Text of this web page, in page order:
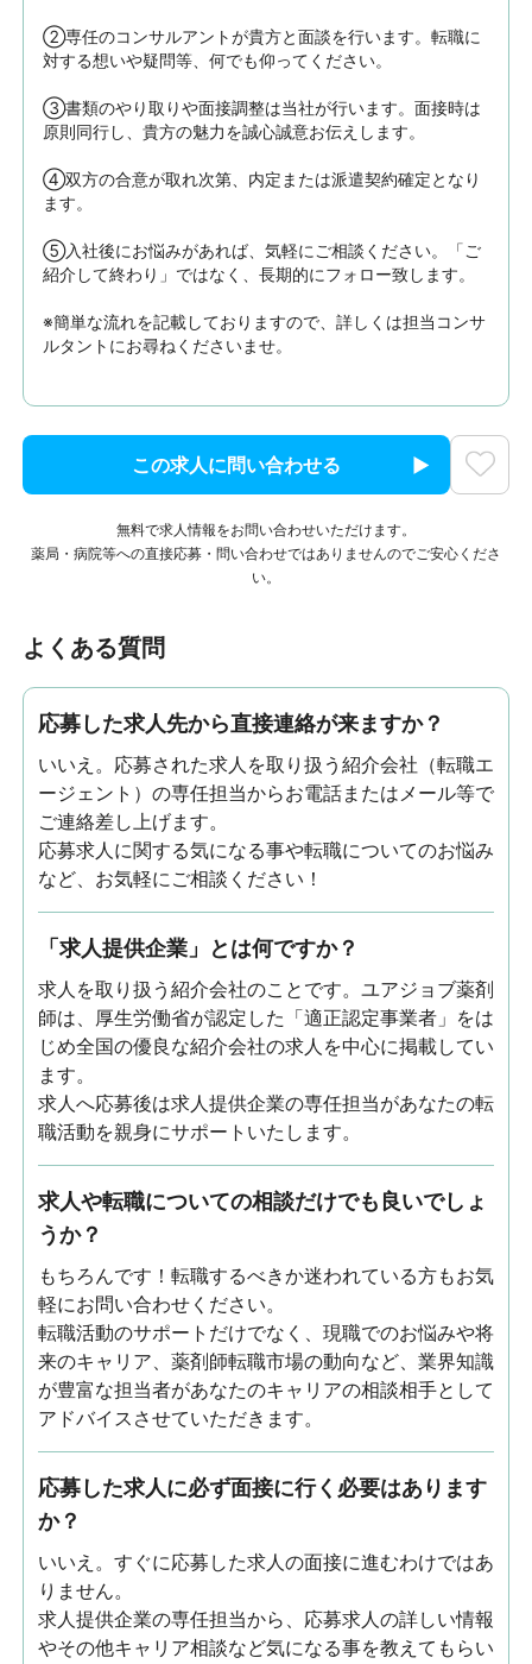
②専任のコンサルアントが貴方と面談を行います。転職に
対する想いや疑問等、何でも仰ってください。
③書類のやり取りや面接調整は当社が行います。面接時は
原則同行し、貴方の魅力を誠心誠意お伝えします。
④双方の合意が取れ次第、内定または派遣契約確定となり
ます。
⑤入社後にお悩みがあれば、気軽にご相談ください。「ご
紹介して終わり」ではなく、長期的にフォロー致します。
※簡単な流れを記載しておりますので、詳しくは担当コンサ
ルタントにお尋ねくださいませ。
この求人に問い合わせる
無料で求人情報をお問い合わせいただけます。
薬局・病院等への直接応募・問い合わせではありませんのでご安心くださ
い。
よくある質問
応募した求人先から直接連絡が来ますか？
いいえ。応募された求人を取り扱う紹介会社（転職エ
ージェント）の専任担当からお電話またはメール等で
ご連絡差し上げます。
応募求人に関する気になる事や転職についてのお悩み
など、お気軽にご相談ください！
「求人提供企業」とは何ですか？
求人を取り扱う紹介会社のことです。ユアジョブ薬剤
師は、厚生労働省が認定した「適正認定事業者」をは
じめ全国の優良な紹介会社の求人を中心に掲載してい
ます。
求人へ応募後は求人提供企業の専任担当があなたの転
職活動を親身にサポートいたします。
求人や転職についての相談だけでも良いでしょ
うか？
もちろんです！転職するべきか迷われている方もお気
軽にお問い合わせください。
転職活動のサポートだけでなく、現職でのお悩みや将
来のキャリア、薬剤師転職市場の動向など、業界知識
が豊富な担当者があなたのキャリアの相談相手として
アドバイスさせていただきます。
応募した求人に必ず面接に行く必要はあります
か？
いいえ。すぐに応募した求人の面接に進むわけではあ
りません。
求人提供企業の専任担当から、応募求人の詳しい情報
やその他キャリア相談など気になる事を教えてもらい